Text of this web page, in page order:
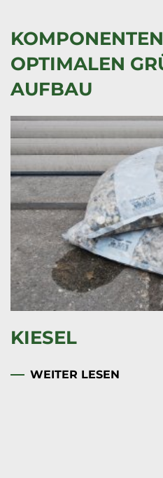
OPTIMALEN
AUFBAU
KIESEL
WEITER LESEN